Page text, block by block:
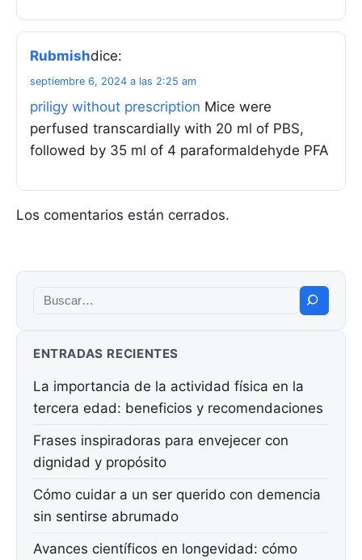
Rubmishdice:
septiembre 6, 2024 a las 2:25 am
priligy without prescription Mice were
perfused transcardially with 20 ml of PBS,
followed by 35 ml of 4 paraformaldehyde PFA
Los comentarios están cerrados.
Buscar:
ENTRADAS RECIENTES
La importancia de la actividad física en la
tercera edad: beneficios y recomendaciones
Frases inspiradoras para envejecer con
dignidad y propósito
Cómo cuidar a un ser querido con demencia
sin sentirse abrumado
Avances científicos en longevidad: cómo